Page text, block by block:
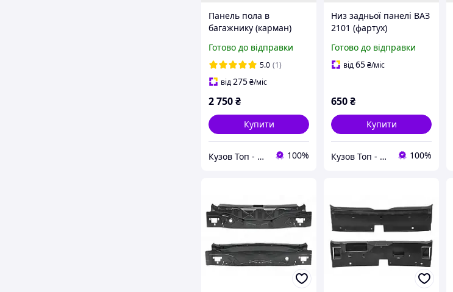
Панель пола в
багажнику (карман)
прав+ліва
Готово до відправки
5.0 (1)
від275₴/міс
2 750₴
Купити
Кузов Топ - кузовні запчастини, які стають як рідні 100%
Низ задньої панелі ВАЗ
2101 (фартух)
Готово до відправки
від65₴/міс
650₴
Купити
Кузов Топ - кузовні запчастини, які стають як рідні 100%